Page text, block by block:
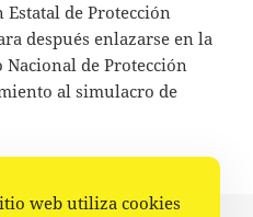
Estatal de Protección
después enlazarse en la
de Protección
al simulacro de
web utiliza cookies